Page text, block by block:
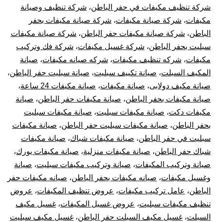
شركة تنظيف مكيفات في حفر الباطن، شركة تنظيف وصيانة
مكيفات، شركة صيانة مكيفات، شركة صيانة مكيفات بحفر
الباطن، شركة صيانة مكيفات حفر الباطن، شركة صيانة مكيفات
سبليت بحفر الباطن، شركة غسيل مكيفات، شركة فك وتركيب
مكيفات، شركه تنظيف مكيفات، شركه صيانه مكيفات، صيانة
المكيف السبلت، صيانة تكييف سبليت، صيانة سبليت حفر الباطن،
صيانة مكيف دولابى، صيانة مكيفات، صيانة مكيفات 24 ساعة
،
صيانة مكيفات بحفر الباطن، صيانة مكيفات حفر الباطن، صيانة
مكيفات دكت، صيانة مكيفات سبليت، صيانة مكيفات سبليت
بحفر الباطن، صيانة مكيفات سبليت حفر الباطن، صيانة مكيفات
سبليت في حفر الباطن، صيانة مكيفات شباك، صيانة مكيفات
شباك حفر الباطن، صيانة مكيفات منزلية، صيانة مكيفات يورك،
صيانة وتركيب المكيفات، صيانة وتركيب مكيفات سبليت، صيانة
وغسيل مكيفات، صيانه مكيفات بحفر الباطن، صيانه مكيفات حفر
الباطن، عامل تركيب مكيفات، عروض تنظيف المكيفات، عروض
تنظيف مكيفات سبليت، عروض غسيل المكيفات، غسيل مكيف
السبلت، غسيل مكيف السبلت حفر الباطن، غسيل مكيف سبليت